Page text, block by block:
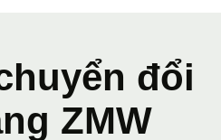
đổi
ZMW